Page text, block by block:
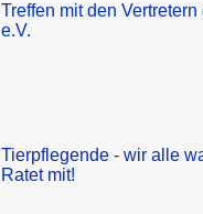
Treffen mit den
e.V.
Tierpflegende - wir alle
Ratet mit!